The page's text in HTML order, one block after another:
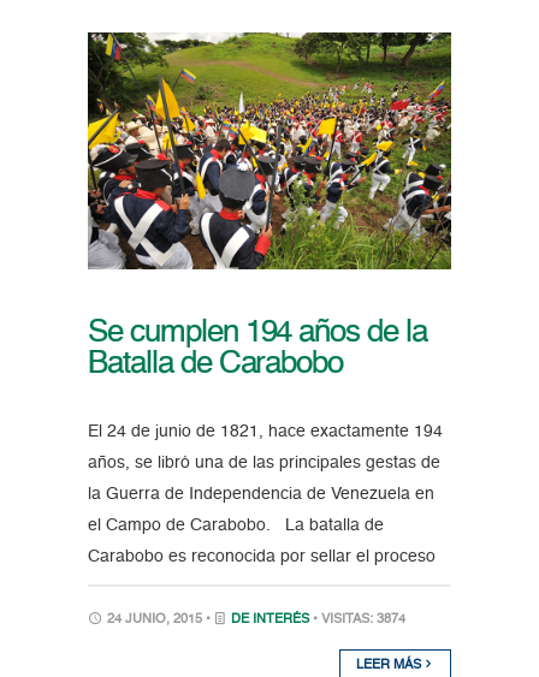
Se cumplen 194 años de la
Batalla de Carabobo
El 24 de junio de 1821, hace exactamente 194
años, se libró una de las principales gestas de
la Guerra de Independencia de Venezuela en
el Campo de Carabobo. La batalla de
Carabobo es reconocida por sellar el proceso
24 JUNIO, 2015 • DE INTERÉS • VISITAS: 3874
LEER MÁS